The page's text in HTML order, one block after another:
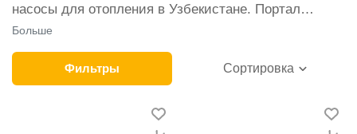
насосы для отопления в Узбекистане. Портал
открывает перед покупателями самые широкие
возможности. В каталоге представлены лучшие
модели от Calpeda, Leo и других ведущих
производителей. У нас можно выбрать удобный
способ оплаты и приобрести циркуляционные
насосы оптом с доставкой во все регионы
Больше
Фильтры Сортировка